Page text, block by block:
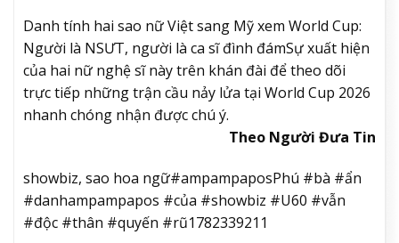
Danh tính hai sao nữ Việt sang Mỹ xem World Cup:
Người là NSƯT, người là ca sĩ đình đámSự xuất hiện
của hai nữ nghệ sĩ này trên khán đài để theo dõi
trực tiếp những trận cầu nảy lửa tại World Cup 2026
nhanh chóng nhận được chú ý.
Theo Người Đưa Tin
showbiz, sao hoa ngữ#ampampaposPhú #bà #ẩn
#danhampampapos #của #showbiz #U60 #vẫn
#độc #thân #quyến #rũ1782339211